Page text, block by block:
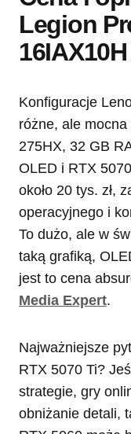
Legion
16IAX10H
Konfiguracje
różne, ale
275HX, 32 GB
OLED i RTX
około 20 tys. zł,
operacyjnego i
To dużo, ale w
taką grafiką,
jest to cena
Media Expert.
Najważniejsze
RTX 5070 Ti?
strategie, gry
obniżanie detali,